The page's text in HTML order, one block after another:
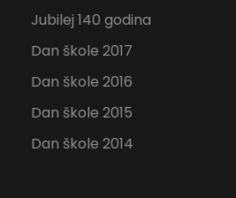
Jubilej 140 godina
Dan škole 2017
Dan škole 2016
Dan škole 2015
Dan škole 2014